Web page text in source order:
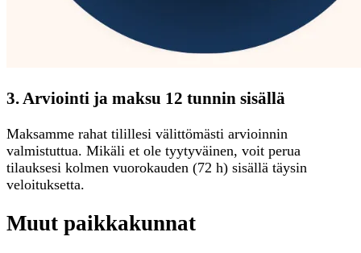
3. Arviointi ja maksu 12 tunnin sisällä
Maksamme rahat tilillesi välittömästi arvioinnin
valmistuttua. Mikäli et ole tyytyväinen, voit perua
tilauksesi kolmen vuorokauden (72 h) sisällä täysin
veloituksetta.
Muut paikkakunnat